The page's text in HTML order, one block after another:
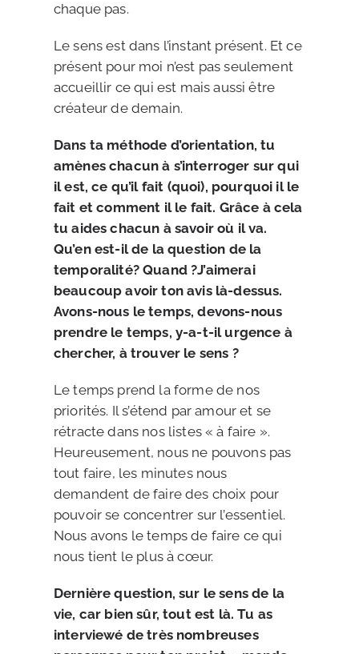
chaque pas.
Le sens est dans l’instant présent. Et ce
présent pour moi n’est pas seulement
accueillir ce qui est mais aussi être
créateur de demain.
Dans ta méthode d’orientation, tu
amènes chacun à s’interroger sur qui
il est, ce qu’il fait (quoi), pourquoi il le
fait et comment il le fait. Grâce à cela
tu aides chacun à savoir où il va.
Qu’en est-il de la question de la
temporalité? Quand ?J’aimerai
beaucoup avoir ton avis là-dessus.
Avons-nous le temps, devons-nous
prendre le temps, y-a-t-il urgence à
chercher, à trouver le sens ?
Le temps prend la forme de nos
priorités. Il s’étend par amour et se
rétracte dans nos listes « à faire ».
Heureusement, nous ne pouvons pas
tout faire, les minutes nous
demandent de faire des choix pour
pouvoir se concentrer sur l’essentiel.
Nous avons le temps de faire ce qui
nous tient le plus à cœur.
Dernière question, sur le sens de la
vie, car bien sûr, tout est là. Tu as
interviewé de très nombreuses